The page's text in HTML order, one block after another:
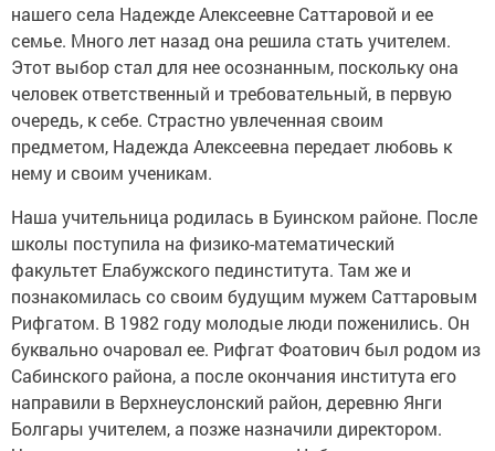
нашего села Надежде Алексеевне Саттаровой и ее
семье. Много лет назад она решила стать учителем.
Этот выбор стал для нее осознанным, поскольку она
человек ответственный и требовательный, в первую
очередь, к себе. Страстно увлеченная своим
предметом, Надежда Алексеевна передает любовь к
нему и своим ученикам.
Наша учительница родилась в Буинском районе. После
школы поступила на физико-математический
факультет Елабужского пединститута. Там же и
познакомилась со своим будущим мужем Саттаровым
Рифгатом. В 1982 году молодые люди поженились. Он
буквально очаровал ее. Рифгат Фоатович был родом из
Сабинского района, а после окончания института его
направили в Верхнеуслонский район, деревню Янги
Болгары учителем, а позже назначили директором.